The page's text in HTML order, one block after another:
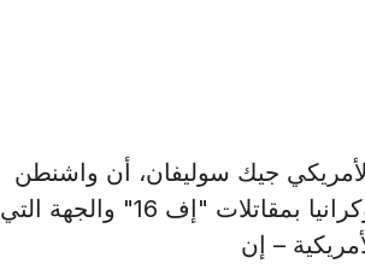
الأمريكي جيك سوليفان، أن واشنطن
ستبدأ مع حلفائها عمليات تدريب لتحديد عدد وموعد تزويد أوكرانيا بمقاتلات "إف 16" والجهة التي
– إن